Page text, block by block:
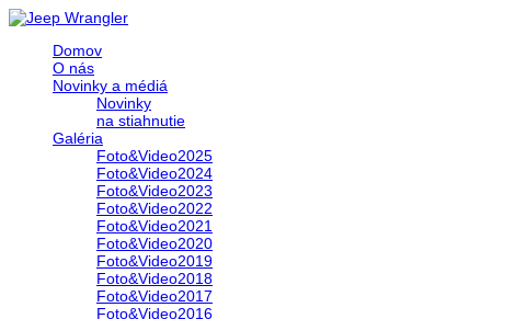
Domov
O nás
Novinky a médiá
Novinky
na stiahnutie
Galéria
Foto&Video2025
Foto&Video2024
Foto&Video2023
Foto&Video2022
Foto&Video2021
Foto&Video2020
Foto&Video2019
Foto&Video2018
Foto&Video2017
Foto&Video2016